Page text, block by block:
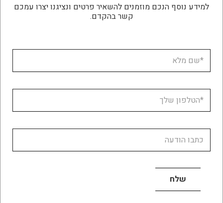
למידע נוסף הנכם מוזמנים להשאיר פרטים ונציגנו יצרו עמכם
קשר בהקדם.